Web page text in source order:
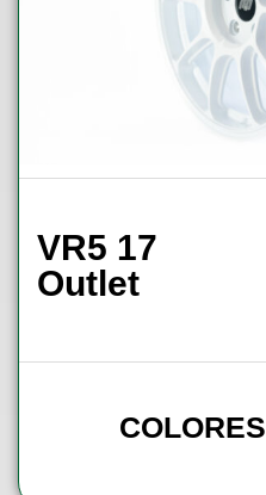
VR5 17
Outlet
COLORES